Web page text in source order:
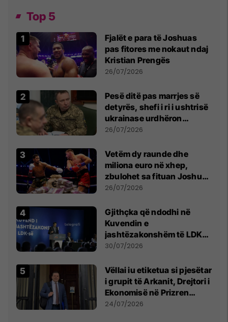
Top 5
Fjalët e para të Joshuas
pas fitores me nokaut ndaj
Kristian Prengës
26/07/2026
Pesë ditë pas marrjes së
detyrës, shefi i ri i ushtrisë
ukrainase urdhëron
kontroll të madh
26/07/2026
Vetëm dy raunde dhe
miliona euro në xhep,
zbulohet sa fituan Joshua
e Prenga
26/07/2026
Gjithçka që ndodhi në
Kuvendin e
jashtëzakonshëm të LDK-
së
30/07/2026
Vëllai iu etiketua si pjesëtar
i grupit të Arkanit, Drejtori i
Ekonomisë në Prizren
mohon pretendimet
24/07/2026